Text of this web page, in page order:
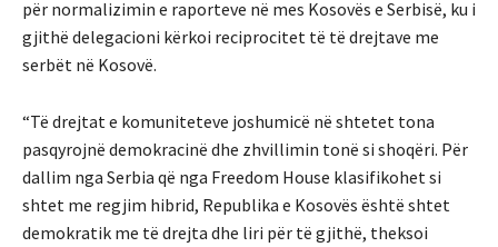
për normalizimin e raporteve në mes Kosovës e Serbisë, ku i
gjithë delegacioni kërkoi reciprocitet të të drejtave me
serbët në Kosovë.
“Të drejtat e komuniteteve joshumicë në shtetet tona
pasqyrojnë demokracinë dhe zhvillimin tonë si shoqëri. Për
dallim nga Serbia që nga Freedom House klasifikohet si
shtet me regjim hibrid, Republika e Kosovës është shtet
demokratik me të drejta dhe liri për të gjithë, theksoi